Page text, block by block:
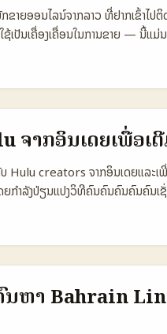
ຂາຍອອນໄລນ໌ຈາກລາວ ທີ່ຢາກເຂົ້າໄ
ເປັນເຄື່ອງເຄື່ອນໃນການຂາຍ — ນີ້ແ
ອບວ່າວິທີນັ້ນແມ່ນປະສົບຜົນ?” ບົດຄ
ລົງທຸລະກຳ, ແລະການປັບແຜນຄອນແ
ງອຸດສາຫະກຳ streaming ທີ່ມີກາ
Max ແລະເຄື່ອງມື
ເປັນ target ທີ່ນ່າສົນໃຈສໍາລັບການໂ
Creator (Netherlands vs
Creator (NL) 👥
(e‑commerce) 2.8%
visuals／lifestyle Short
Link in bio Duets, Hashtag
ໃຈສໍາລັບ conversion ສັ້ນໆ ແລະ
າທີ່ຕ້ອງການການອະທິບາຍລຶບລ່ອງ.
ຈາກອິນເດຍເພື່ອເ
creators ຈາກອິນເດຍແລະເພີ່
ກຳລັງປ່ຽນແປງວິທີຄົນຄົນຄົນຄົນຄົນ
ຢາກຂະຫຍາຍການເຂົ້າຫວັງໄປອິນເດ
ເປັນທາງເລືອກທີ່ຄວນພິຈ
YouTube ບອກວ່າ ecosystem
ະນາຫຼາຍກ່ວາ 250%
ທີ່ມີ affiliate, shopping tools
ນີ້ ຂ້ອຍຈະເປັນຄົນນຳທາງ — ພາຍໃນ
creators — ດ້ວຍແນວຄິດທີ່ຊັດ
ນຫາ Bahrain